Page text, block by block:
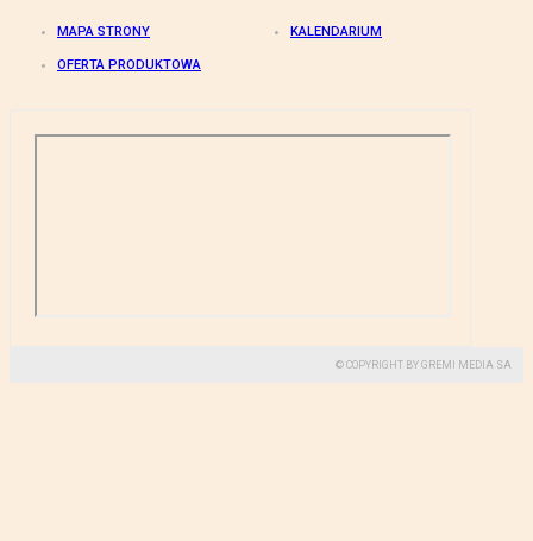
MAPA STRONY KALENDARIUM
OFERTA PRODUKTOWA
© COPYRIGHT BY GREMI MEDIA SA